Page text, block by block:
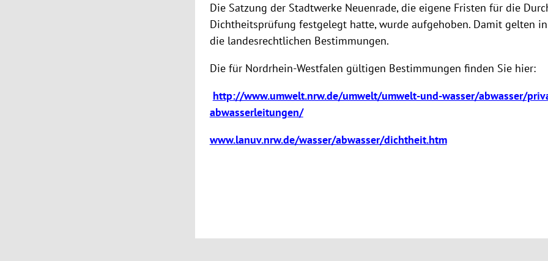
Die Satzung der Stadtwerke Neuenrade, die eigene Fristen für die
Dichtheitsprüfung festgelegt hatte, wurde aufgehoben. Damit gelten
die landesrechtlichen Bestimmungen.
Die für Nordrhein-Westfalen gültigen Bestimmungen finden Sie hier:
http://www.umwelt.nrw.de/umwelt/umwelt-und-wasser/abwasser/
abwasserleitungen/
www.lanuv.nrw.de/wasser/abwasser/dichtheit.htm